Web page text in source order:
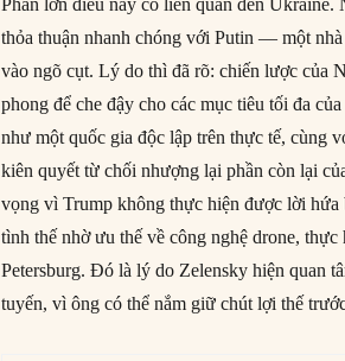
Phần lớn điều này có liên quan đến
thỏa thuận nhanh chóng với Putin — một
vào ngõ cụt. Lý do thì đã rõ: chiến lược của
phong để che đậy cho các mục tiêu tối đa
như một quốc gia độc lập trên thực tế, cùng
kiên quyết từ chối nhượng lại phần còn lại
vọng vì Trump không thực hiện được lời
tình thế nhờ ưu thế về công nghệ drone,
Petersburg. Đó là lý do Zelensky hiện quan
tuyến, vì ông có thể nắm giữ chút lợi thế